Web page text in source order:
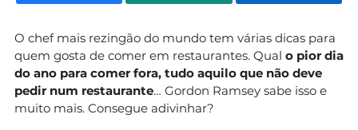
O chef mais rezingão do mundo tem várias dicas para
quem gosta de comer em restaurantes. Qual o pior dia
do ano para comer fora, tudo aquilo que não deve
pedir num restaurante… Gordon Ramsey sabe isso e
muito mais. Consegue adivinhar?